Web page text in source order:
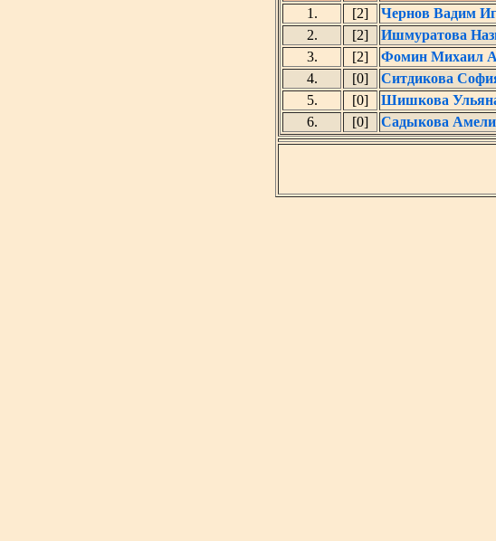
1.
[2] Чернов Вадим
2.
[2] Ишмуратова
3.
[2] Фомин Михаил
4.
[0] Ситдикова
5.
[0] Шишкова
6.
[0] Садыкова